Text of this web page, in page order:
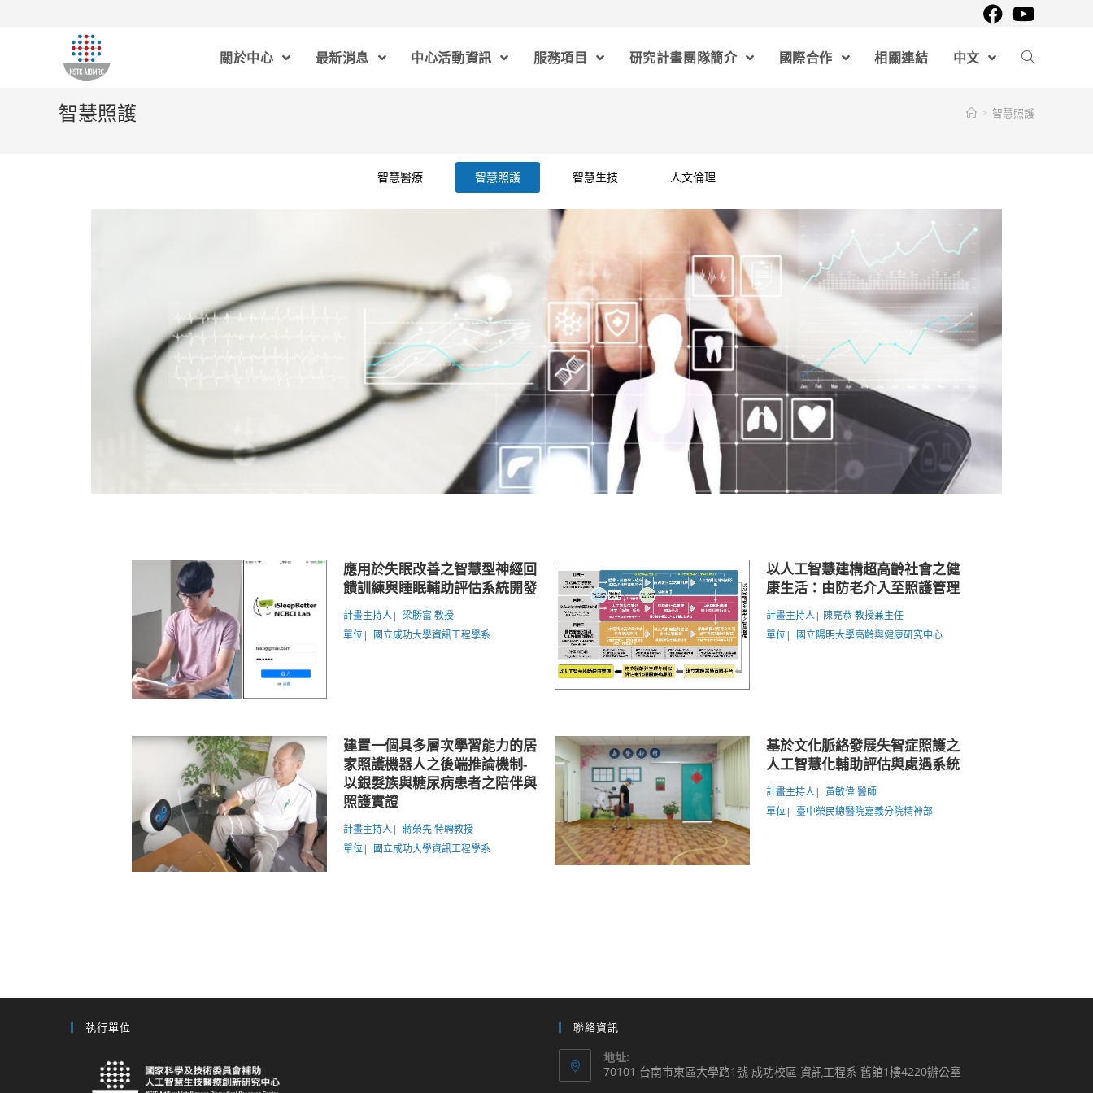
關於中心 最新消息 中心活動資訊 服務項目 研究計畫團隊簡介 國際合作 相關連結 中文
智慧照護 > 智慧照護
智慧醫療 智慧照護 智慧生技 人文倫理
應用於失眠改善之智慧型神經回
饋訓練與睡眠輔助評估系統開發
計畫主持人| 梁勝富 教授
單位| 國立成功大學資訊工程學系
以人工智慧建構超高齡社會之健
康生活：由防老介入至照護管理
計畫主持人| 陳亮恭 教授兼主任
單位| 國立陽明大學高齡與健康研究中心
建置一個具多層次學習能力的居
家照護機器人之後端推論機制-
以銀髮族與糖尿病患者之陪伴與
照護實證
計畫主持人| 蔣榮先 特聘教授
單位| 國立成功大學資訊工程學系
基於文化脈絡發展失智症照護之
人工智慧化輔助評估與處遇系統
計畫主持人| 黃敏偉 醫師
單位| 臺中榮民總醫院嘉義分院精神部
執行單位 聯絡資訊
地址:
70101 台南市東區大學路1號 成功校區 資訊工程系 舊館1樓4220辦公室